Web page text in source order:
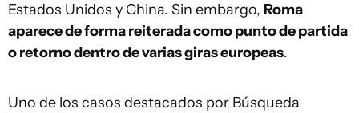
Estados Unidos y China. Sin embargo, Roma
aparece de forma reiterada como punto de partida
o retorno dentro de varias giras europeas.
Uno de los casos destacados por Búsqueda